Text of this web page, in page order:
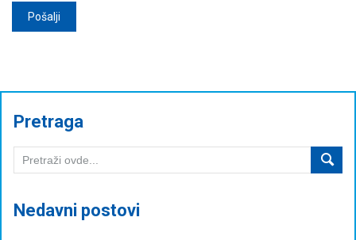
Pretraga
Nedavni postovi